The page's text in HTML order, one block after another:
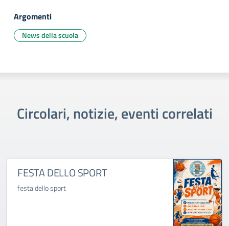
Argomenti
News della scuola
Circolari, notizie, eventi correlati
FESTA DELLO SPORT
festa dello sport